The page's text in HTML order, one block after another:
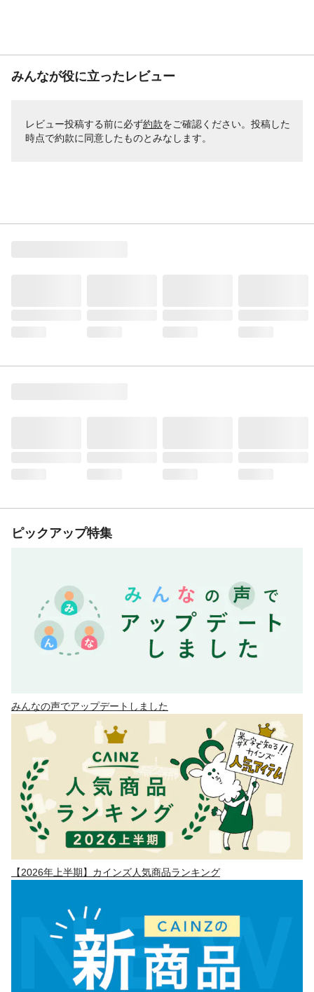
みんなが役に立ったレビュー
レビュー投稿する前に必ず約款をご確認ください。投稿した
時点で約款に同意したものとみなします。
ピックアップ特集
みんなの声でアップデートしました
【2026年上半期】カインズ人気商品ランキング